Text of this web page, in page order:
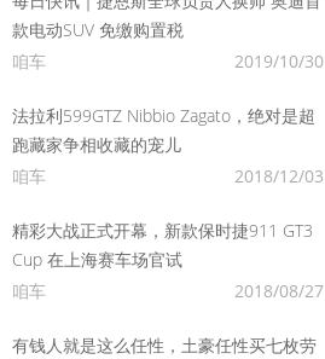
款电动SUV 免缴购置税
咱车
2019/10/30
法拉利599GTZ Nibbio Zagato，绝对是超
跑藏家争相收藏的宠儿
咱车
2018/12/03
精彩大战正式开幕，新款保时捷911 GT3
Cup 在上海赛车场官试
咱车
2018/08/27
有钱人就是这么任性，土豪任性买七枚劳